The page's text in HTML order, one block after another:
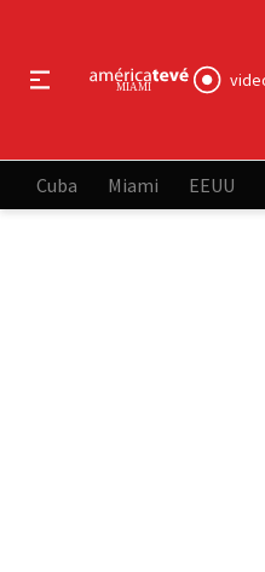
Cuba Miami EEUU